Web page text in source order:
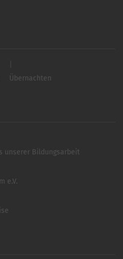
Übernachten
unserer Bildungsarbeit
e.V.